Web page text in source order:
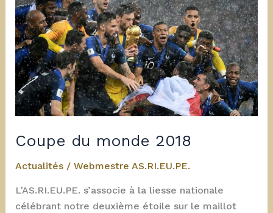
Coupe du monde 2018
Actualités/ Webmestre AS.RI.EU.PE.
L’AS.RI.EU.PE. s’associe à la liesse nationale
célébrant notre deuxième étoile sur le maillot